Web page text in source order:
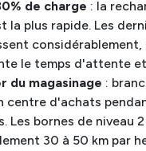
de charge : la
la plus rapide. Les
considérablement,
le temps d'attente
du magasinage :
centre d'achats
Les bornes de niveau
30 à 50 km par